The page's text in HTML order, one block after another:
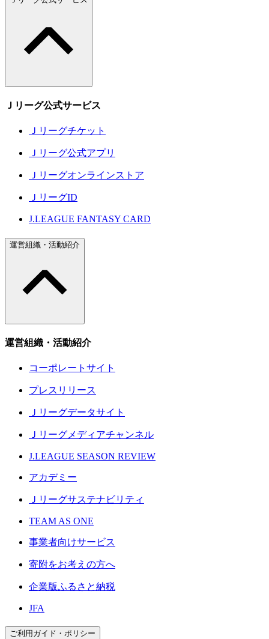
Ｊリーグ公式サービス
Ｊリーグチケット
Ｊリーグ公式アプリ
Ｊリーグオンラインストア
ＪリーグID
J.LEAGUE FANTASY CARD
運営組織・活動紹介
運営組織・活動紹介
コーポレートサイト
プレスリリース
Ｊリーグデータサイト
Ｊリーグメディアチャンネル
J.LEAGUE SEASON REVIEW
アカデミー
Ｊリーグサステナビリティ
TEAM AS ONE
事業者向けサービス
寄附をお考えの方へ
企業版ふるさと納税
JFA
ご利用ガイド・ポリシー